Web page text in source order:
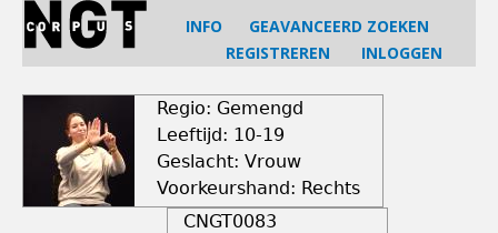
Jump
navigation
INFO
GEAVANCEERD ZOEKEN
REGISTREREN
INLOGGEN
Regio: Gemengd
Leeftijd: 10-19
Geslacht: Vrouw
Voorkeurshand: Rechts
CNGT0083